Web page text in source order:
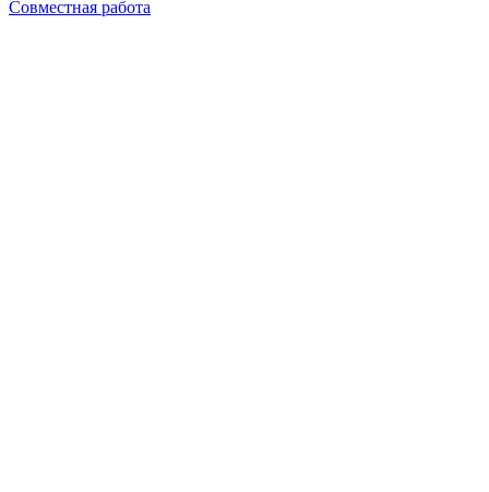
Совместная работа